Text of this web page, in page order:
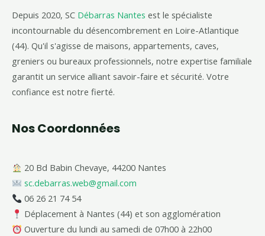
Depuis 2020, SC Débarras Nantes est le spécialiste
incontournable du désencombrement en Loire-Atlantique
(44). Qu'il s'agisse de maisons, appartements, caves,
greniers ou bureaux professionnels, notre expertise familiale
garantit un service alliant savoir-faire et sécurité. Votre
confiance est notre fierté.
Nos Coordonnées
20 Bd Babin Chevaye, 44200 Nantes
sc.debarras.web@gmail.com
06 26 21 74 54
Déplacement à Nantes (44) et son agglomération
Ouverture du lundi au samedi de 07h00 à 22h00